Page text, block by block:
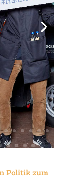
Politik zum